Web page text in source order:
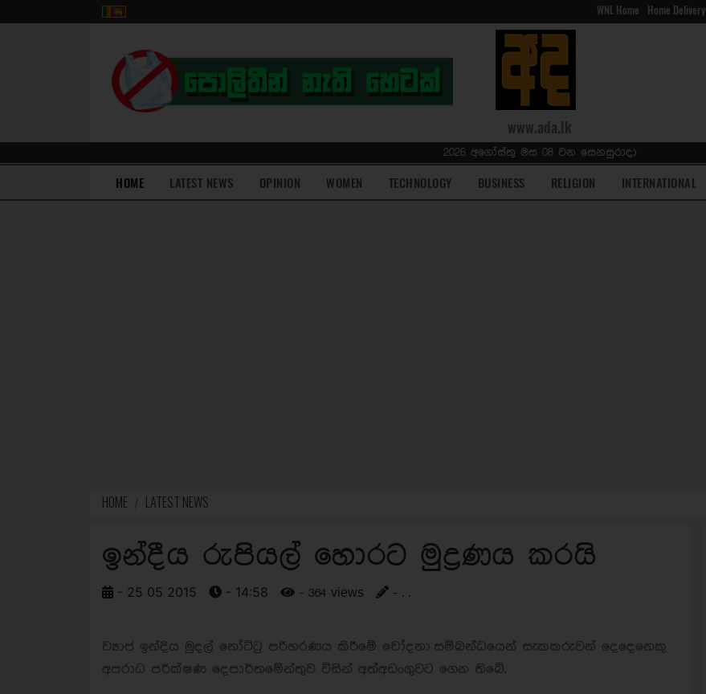
WNL Home Home Delivery
www.ada.lk
2026 අගෝස්තු මස 08 වන සෙනසුරාදා
HOME(current)LATEST NEWS OPINION WOMEN TECHNOLOGY BUSINESS RELIGION INTERNATIONAL
HOME LATEST NEWS
ඉන්දීය රුපියල් හොරට මුද්‍රණය කරයි
- 25 05 2015 - 14:58 - 364 views - . .
ව්‍යාජ ඉන්දිය මුදල් නෝට්ටු පරිහරණය කිරීමේ චෝදනා සම්බන්ධයෙන් සැකකරුවන් දෙදෙනෙකු
අපරාධ පරීක්ෂණ දෙපාර්තමේන්තුව විසින් අත්අඩංගුවට ගෙන තිබේ.